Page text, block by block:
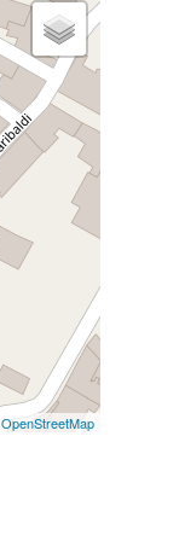
OpenStreetMap